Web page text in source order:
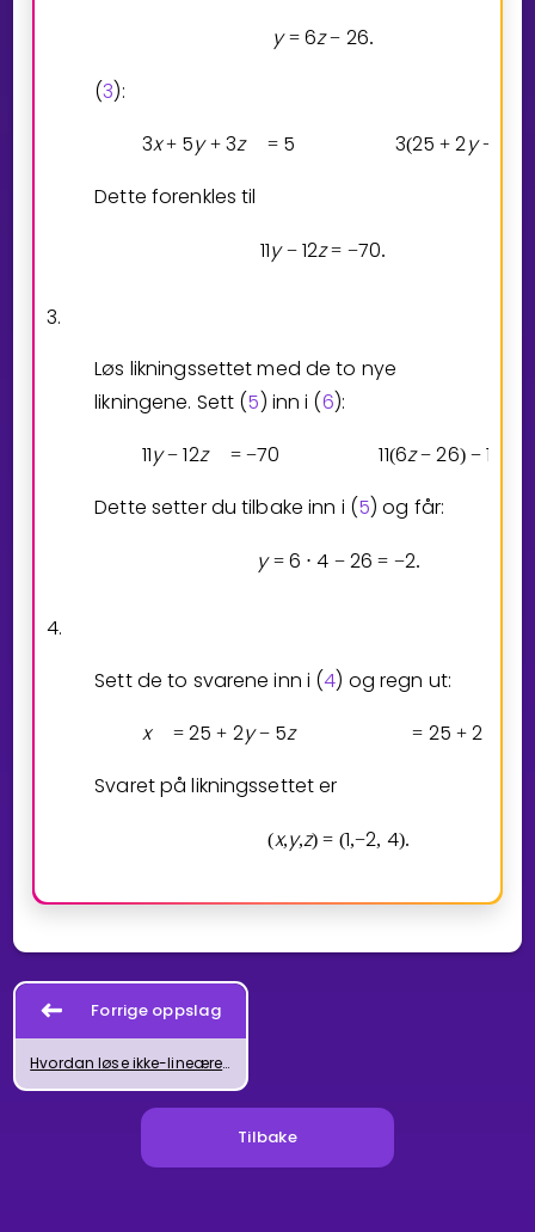
y = 6z − 26.
(3):
3x + 5y + 3z = 5 3(25 + 2y −
Dette forenkles til
11y − 12z = −70.
3.
Løs likningssettet med de to nye
likningene. Sett (5) inn i (6):
11y − 12z = −70 11(6z − 26) − 1
Dette setter du tilbake inn i (5) og får:
y = 6 ⋅ 4 − 26 = −2.
4.
Sett de to svarene inn i (4) og regn ut:
x
= 25 + 2y − 5z = 25 + 2
Svaret på likningssettet er
(x,y,z) = (1,−2, 4).
Forrige oppslag
Hvordan løse ikke-lineære likningssett
Tilbake